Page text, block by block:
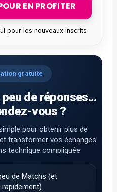
EN PROFITER
pour les nouveaux inscrits
gratuite
de réponses...
vous ?
pour obtenir plus de
transformer vos échanges
technique compliquée.
de Matchs (et